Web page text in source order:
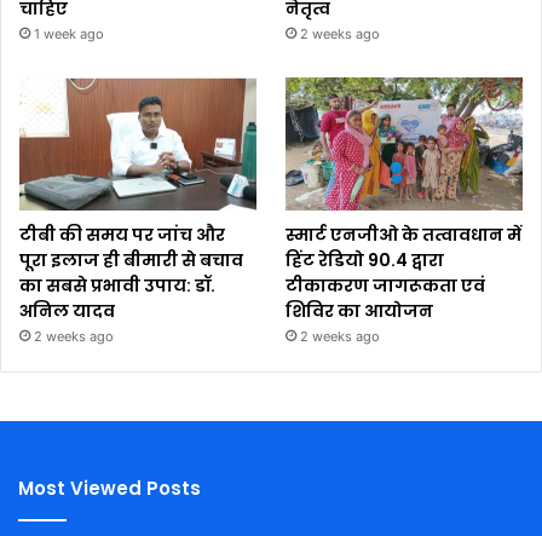
चाहिए
1 week ago
नेतृत्व
2 weeks ago
टीबी की समय पर जांच और
पूरा इलाज ही बीमारी से बचाव
का सबसे प्रभावी उपाय: डॉ.
अनिल यादव
2 weeks ago
स्मार्ट एनजीओ के तत्वावधान में
हिंट रेडियो 90.4 द्वारा
टीकाकरण जागरूकता एवं
शिविर का आयोजन
2 weeks ago
Most Viewed Posts